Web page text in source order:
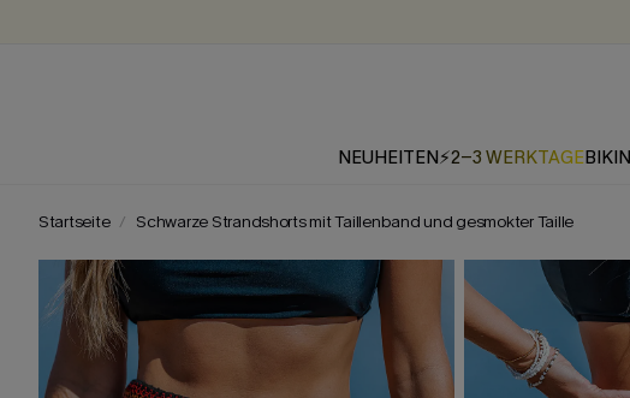
NEUHEITEN⚡2-3 WERKTAGE
Startseite Schwarze Strandshorts mit Taillenband und gesmokter Taille